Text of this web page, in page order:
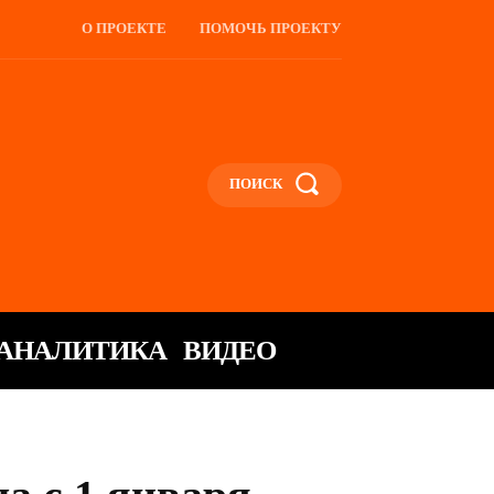
О ПРОЕКТЕ ПОМОЧЬ ПРОЕКТУ
ПОИСК
ВИДЕО